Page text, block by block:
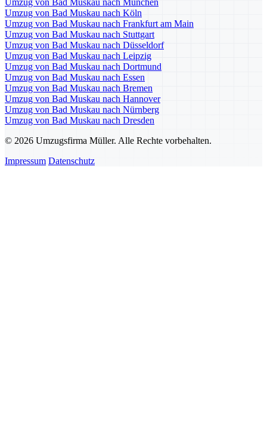
Umzug von Bad Muskau nach München
Umzug von Bad Muskau nach Köln
Umzug von Bad Muskau nach Frankfurt am Main
Umzug von Bad Muskau nach Stuttgart
Umzug von Bad Muskau nach Düsseldorf
Umzug von Bad Muskau nach Leipzig
Umzug von Bad Muskau nach Dortmund
Umzug von Bad Muskau nach Essen
Umzug von Bad Muskau nach Bremen
Umzug von Bad Muskau nach Hannover
Umzug von Bad Muskau nach Nürnberg
Umzug von Bad Muskau nach Dresden
© 2026 Umzugsfirma Müller. Alle Rechte vorbehalten.
Impressum Datenschutz